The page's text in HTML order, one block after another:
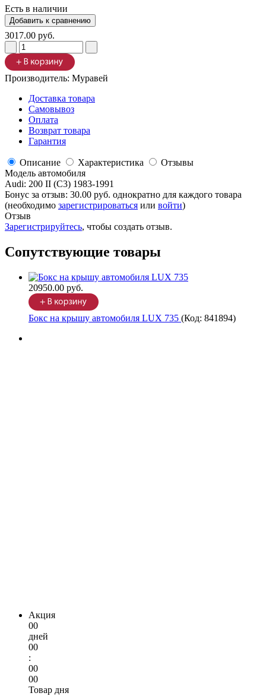
Есть в наличии
3017.00 руб.
Производитель: Муравей
Доставка товара
Самовывоз
Оплата
Возврат товара
Гарантия
Описание Характеристика
Отзывы
Модель автомобиля
Audi: 200 II (C3) 1983-1991
Бонус за отзыв: 30.00 руб. однократно для каждого товара
(необходимо зарегистрироваться или войти)
Отзыв
Зарегистрируйтесь, чтобы создать отзыв.
Сопутствующие товары
20950.00 руб.
Бокс на крышу автомобиля LUX 735 (Код: 841894)
Акция
00
дней
00
:
00
00
Товар дня